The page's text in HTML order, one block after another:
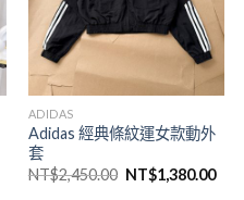
ADIDAS
Adidas 經典條紋運女款動外
套
NT$2,450.00 NT$1,380.00